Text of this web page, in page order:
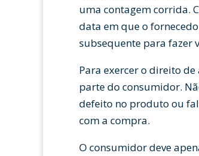
uma contagem corrida.
data em que o
subsequente para fazer
Para exercer o direito
parte do consumidor.
defeito no produto ou
com a compra.
O consumidor deve